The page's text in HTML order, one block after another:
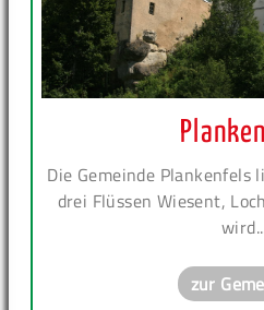
Die Gemeinde Plankenfels
drei Flüssen Wiesent,
zur